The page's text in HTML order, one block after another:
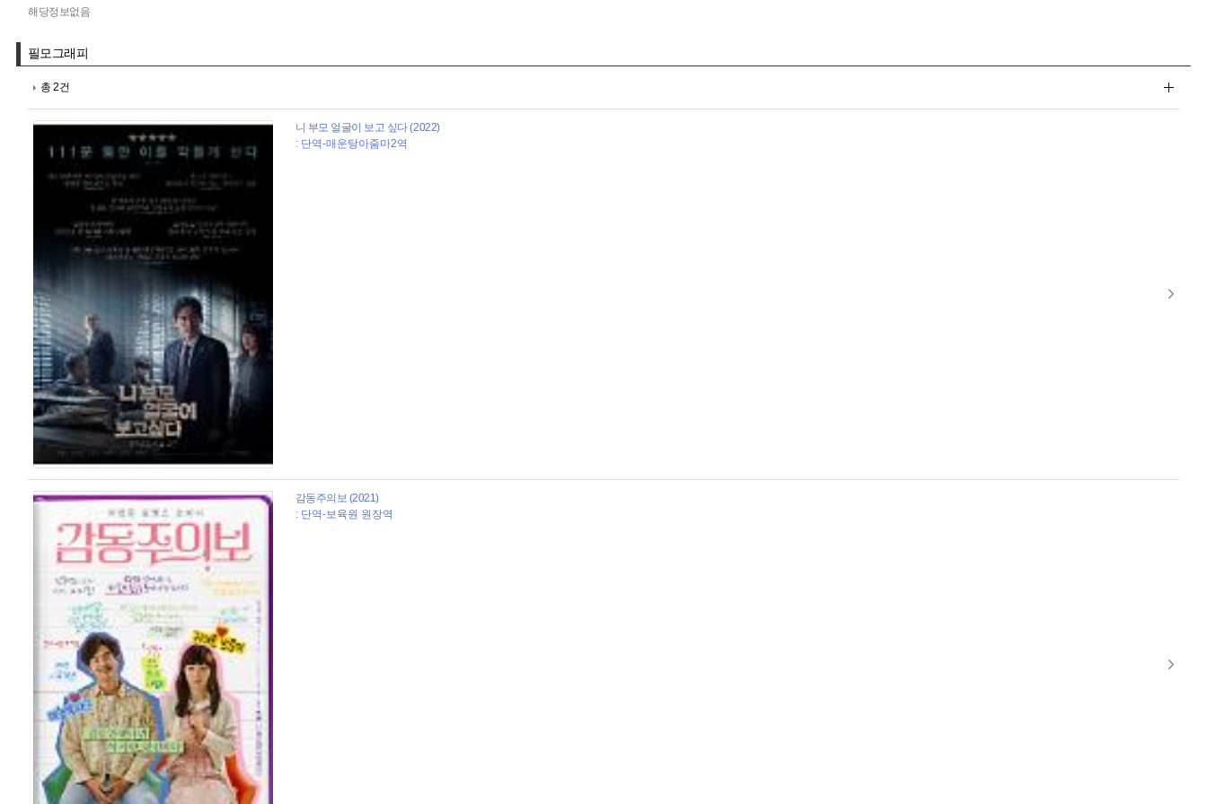
해당정보없음
필모그래피
총 2건
니 부모 얼굴이 보고 싶다 (2022)
: 단역-매운탕아줌마2역
감동주의보 (2021)
: 단역-보육원 원장역